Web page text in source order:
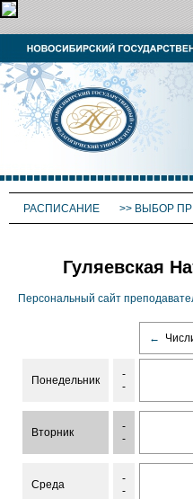
РАСПИСАНИЕ >> ВЫБОР
Гуляевская
Персональный сайт
←
Понедельник
-
-
Вторник
-
-
Среда
-
-